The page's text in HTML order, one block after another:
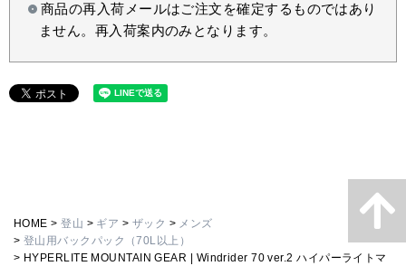
商品の再入荷メールはご注文を確定するものではあり
ません。再入荷案内のみとなります。
HOME 登山 ギア ザック
メンズ
登山用バックパック（70L以上）
HYPERLITE MOUNTAIN GEAR | Windrider 70 ver.2 ハイパーライトマ